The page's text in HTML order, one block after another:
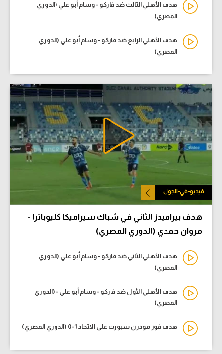
هدف الأهلي الثالث ضد فاركو - وسام أبو علي (الدوري
المصري)
هدف الأهلي الرابع ضد فاركو - وسام أبو علي (الدوري
المصري)
فيديو-في-الجول
هدف بيراميدز الثاني في شباك سيراميكا كليوباترا -
مروان حمدي (الدوري المصري)
هدف الأهلي الثاني ضد فاركو - وسام أبو علي (الدوري
المصري)
هدف الأهلي الأول ضد فاركو - وسام أبو علي - (الدوري
المصري)
هدف فوز مودرن سبورت على الاتحاد 1-0 (الدوري المصري)